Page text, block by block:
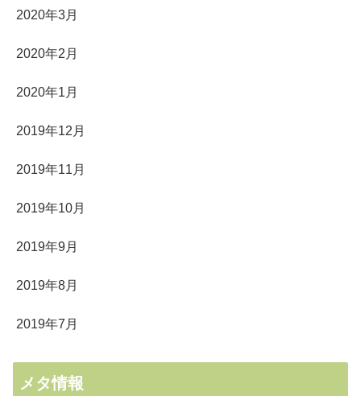
2020年3月
2020年2月
2020年1月
2019年12月
2019年11月
2019年10月
2019年9月
2019年8月
2019年7月
メタ情報